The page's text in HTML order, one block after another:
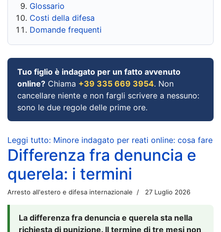
Glossario
Costi della difesa
Domande frequenti
Tuo figlio è indagato per un fatto avvenuto
online? Chiama +39 335 669 3954. Non
cancellare niente e non fargli scrivere a nessuno:
sono le due regole delle prime ore.
Leggi tutto: Minore indagato per reati online: cosa fare
Differenza fra denuncia e
querela: i termini
Arresto all'estero e difesa internazionale 27 Luglio 2026
La differenza fra denuncia e querela sta nella
richiesta di punizione. Il termine di tre mesi non